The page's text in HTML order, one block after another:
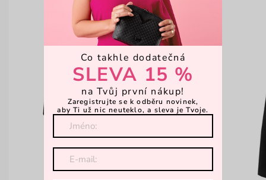
Co takhle dodatečná
SLEVA 15 %
na Tvůj první nákup!
Zaregistrujte se k odběru novinek,
aby Ti už nic neuteklo, a sleva je Tvoje.